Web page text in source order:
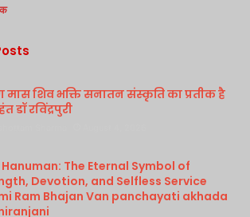
मास शिव भक्ति सनातन संस्कृति का प्रतीक है
डॉ रविंद्रपुरी
The Eternal Symbol of
Devotion, and Selfless Service
Ram Bhajan Van panchayati akhada